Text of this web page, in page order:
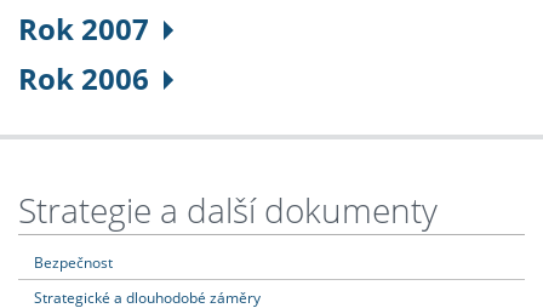
Rok 2007
Rok 2006
Strategie a další dokumenty
Bezpečnost
Strategické a dlouhodobé záměry